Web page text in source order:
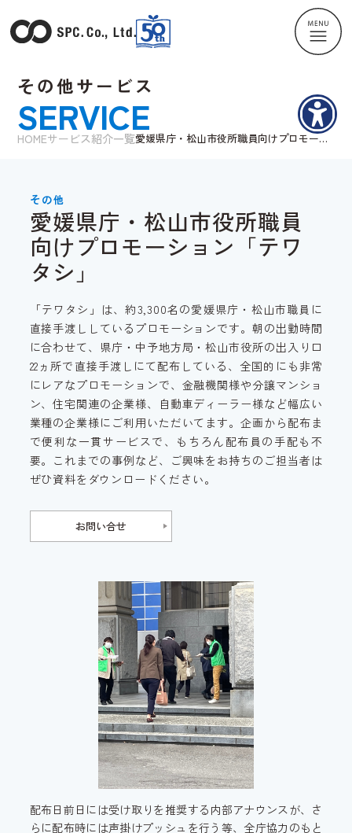
その他サービス
SERVICE
HOMEサービス紹介一覧愛媛県庁・松山市役所職員向けプロモーシ
その他
愛媛県庁・松山市役所職員
向けプロモーション「テワ
タシ」
「テワタシ」は、約3,300名の愛媛県庁・松山市職員に
直接手渡ししているプロモーションです。朝の出勤時間
に合わせて、県庁・中予地方局・松山市役所の出入り口
22ヵ所で直接手渡しにて配布している、全国的にも非常
にレアなプロモーションで、金融機関様や分譲マンショ
ン、住宅関連の企業様、自動車ディーラー様など幅広い
業種の企業様にご利用いただいてます。企画から配布ま
で便利な一貫サービスで、もちろん配布員の手配も不
要。これまでの事例など、ご興味をお持ちのご担当者は
ぜひ資料をダウンロードください。
お問い合せ
配布日前日には受け取りを推奨する内部アナウンスが、さ
らに配布時には声掛けプッシュを行う等、全庁協力のもと